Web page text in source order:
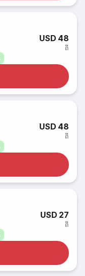
USD 48
ពី
USD 48
ពី
USD 27
ពី